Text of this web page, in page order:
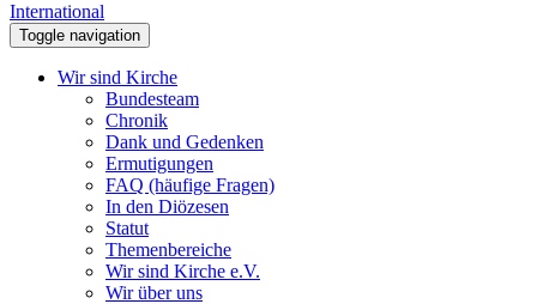
International
Toggle navigation
Wir sind Kirche
Bundesteam
Chronik
Dank und Gedenken
Ermutigungen
FAQ (häufige Fragen)
In den Diözesen
Statut
Themenbereiche
Wir sind Kirche e.V.
Wir über uns